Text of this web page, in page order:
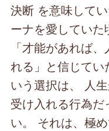
決断 を意味して
ーナを愛してい
「才能があれば
れる」と信じてい
いう選択は、 人
受け入れる行為
い。 それは、極